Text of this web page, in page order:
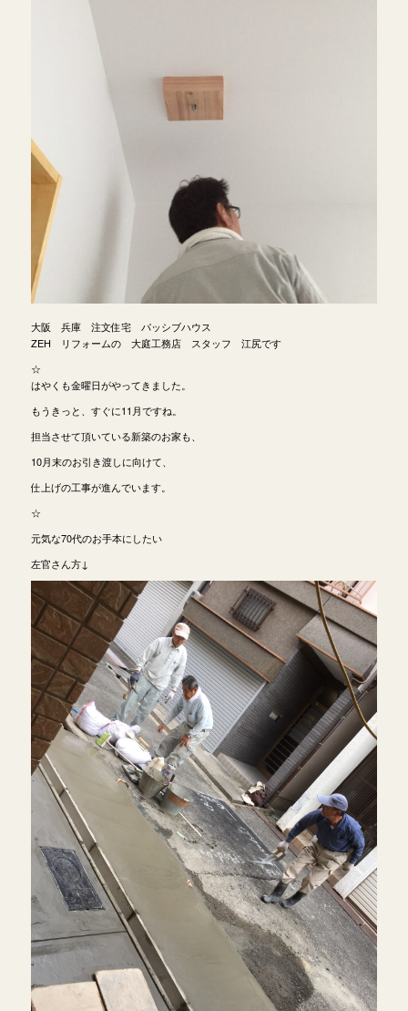
大阪 兵庫 注文住宅 パッシブハウス
ZEH リフォームの 大庭工務店 スタッフ 江尻です
☆
はやくも金曜日がやってきました。
もうきっと、すぐに11月ですね。
担当させて頂いている新築のお家も、
10月末のお引き渡しに向けて、
仕上げの工事が進んでいます。
☆
元気な70代のお手本にしたい
左官さん方↓